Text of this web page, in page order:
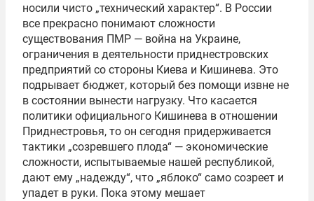
носили чисто „технический характер“. В России
все прекрасно понимают сложности
существования ПМР — война на Украине,
ограничения в деятельности приднестровских
предприятий со стороны Киева и Кишинева. Это
подрывает бюджет, который без помощи извне не
в состоянии вынести нагрузку. Что касается
политики официального Кишинева в отношении
Приднестровья, то он сегодня придерживается
тактики „созревшего плода“ — экономические
сложности, испытываемые нашей республикой,
дают ему „надежду“, что „яблоко“ само созреет и
упадет в руки. Пока этому мешает